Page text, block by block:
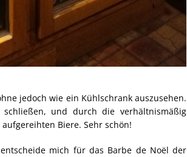
jedoch wie ein Kühlschrank auszusehen.
und durch die verhältnismäßig
Biere. Sehr schön!
mich für das Barbe de Noël der